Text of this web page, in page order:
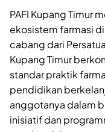
PAFI Kupang Timur
ekosistem farmasi
cabang dari
Kupang Timur
standar praktik
pendidikan
anggotanya dalam
inisiatif dan